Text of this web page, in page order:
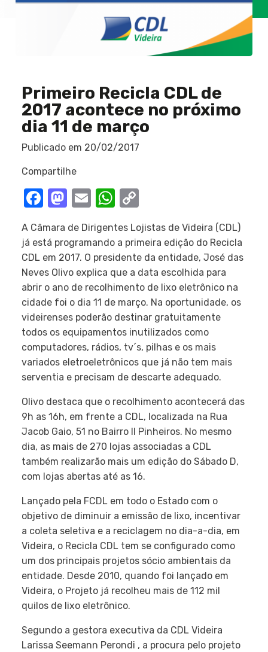
Primeiro Recicla CDL de
2017 acontece no próximo
dia 11 de março
Publicado em 20/02/2017
Compartilhe
Facebook
Mastodon
EmailWhatsApp
A Câmara de Dirigentes Lojistas de Videira (CDL)
já está programando a primeira edição do Recicla
CDL em 2017. O presidente da entidade, José das
Neves Olivo explica que a data escolhida para
abrir o ano de recolhimento de lixo eletrônico na
cidade foi o dia 11 de março. Na oportunidade, os
videirenses poderão destinar gratuitamente
todos os equipamentos inutilizados como
computadores, rádios, tv´s, pilhas e os mais
variados eletroeletrônicos que já não tem mais
serventia e precisam de descarte adequado.
Olivo destaca que o recolhimento acontecerá das
9h as 16h, em frente a CDL, localizada na Rua
Jacob Gaio, 51 no Bairro II Pinheiros. No mesmo
dia, as mais de 270 lojas associadas a CDL
também realizarão mais um edição do Sábado D,
com lojas abertas até as 16.
Lançado pela FCDL em todo o Estado com o
objetivo de diminuir a emissão de lixo, incentivar
a coleta seletiva e a reciclagem no dia-a-dia, em
Videira, o Recicla CDL tem se configurado como
um dos principais projetos sócio ambientais da
entidade. Desde 2010, quando foi lançado em
Videira, o Projeto já recolheu mais de 112 mil
quilos de lixo eletrônico.
Segundo a gestora executiva da CDL Videira 
Larissa Seemann Perondi , a procura pelo projeto